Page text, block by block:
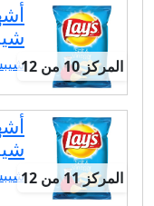
المركز 10 من 12
المركز 11 من 12